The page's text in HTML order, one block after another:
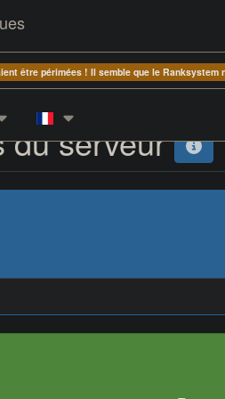
être périmées ! Il semble que le Ranksystem
du serveur